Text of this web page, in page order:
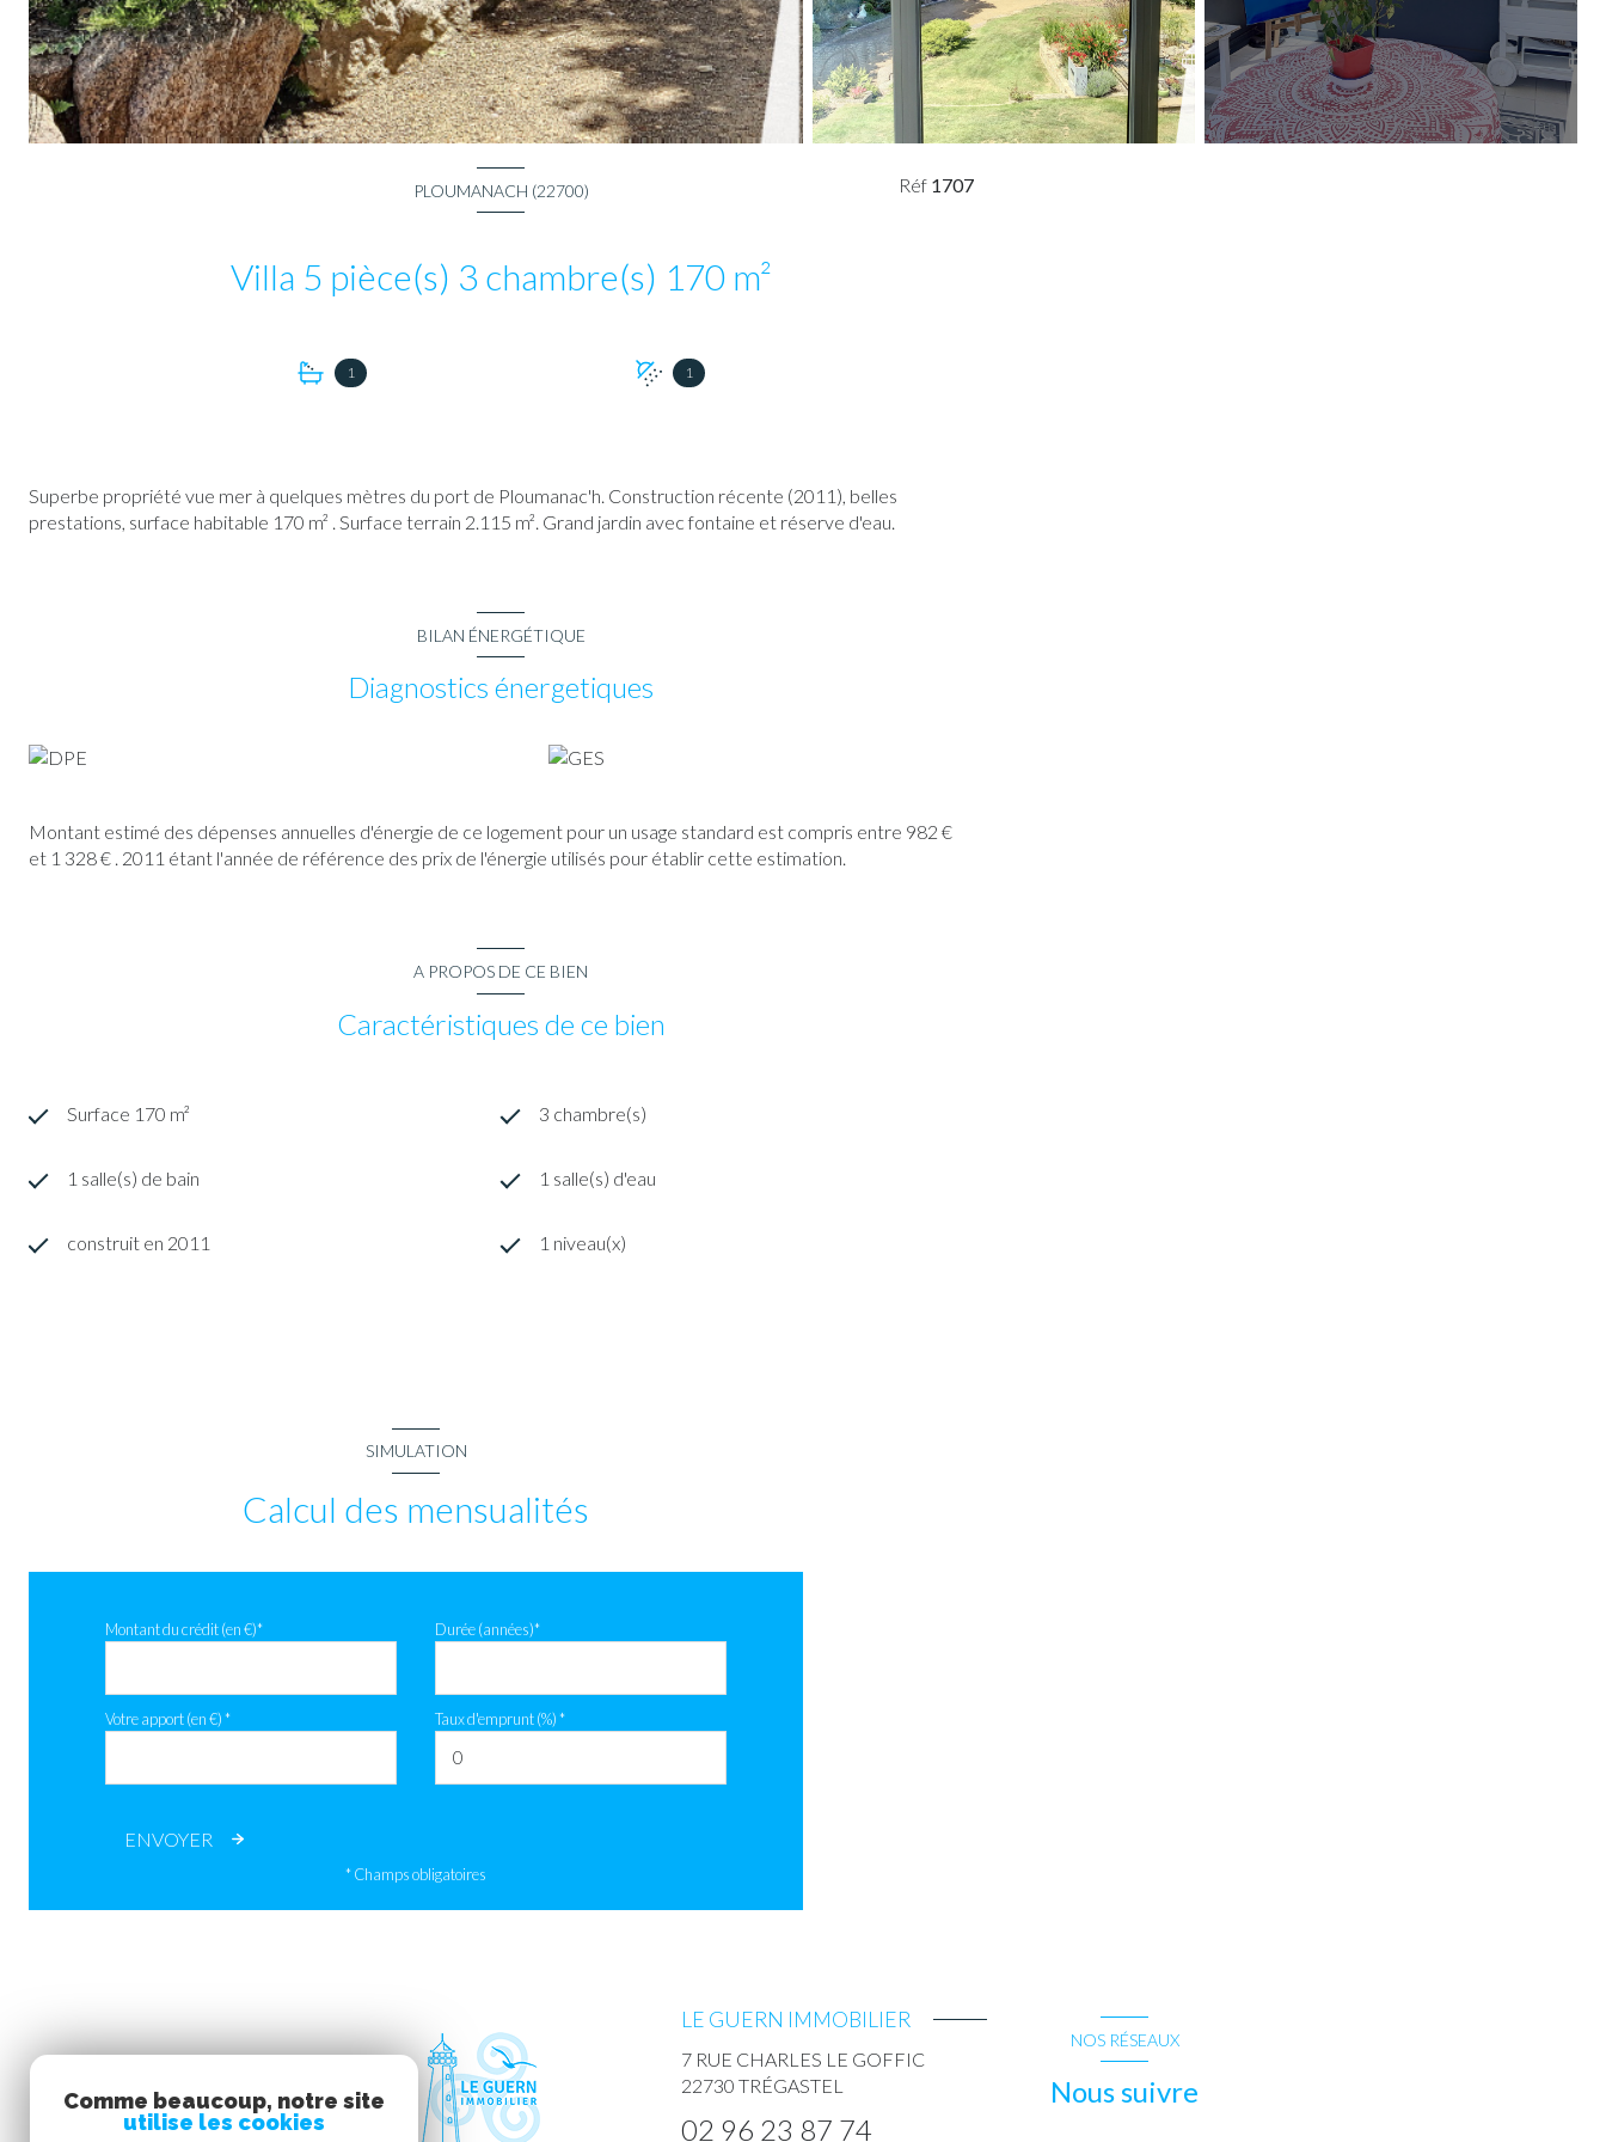
PLOUMANACH (22700)
Villa 5 pièce(s) 3 chambre(s) 170 m²
1 1
Réf 1707
Superbe propriété vue mer à quelques mètres du port de Ploumanac'h. Construction récente (2011), belles
prestations, surface habitable 170 m² . Surface terrain 2.115 m². Grand jardin avec fontaine et réserve d'eau.
BILAN ÉNERGÉTIQUE
Diagnostics énergetiques
Montant estimé des dépenses annuelles d'énergie de ce logement pour un usage standard est compris entre 982 €
et 1 328 € . 2011 étant l'année de référence des prix de l'énergie utilisés pour établir cette estimation.
A PROPOS DE CE BIEN
Caractéristiques de ce bien
Surface 170 m² 3 chambre(s)
1 salle(s) de bain 1 salle(s) d'eau
construit en 2011 1 niveau(x)
SIMULATION
Calcul des mensualités
Montant du crédit (en €)* Durée (années)*
Votre apport (en €) * Taux d'emprunt (%) *
ENVOYER
* Champs obligatoires
LE GUERN IMMOBILIER
7 RUE CHARLES LE GOFFIC
22730 TRÉGASTEL
02 96 23 87 74
NOS RÉSEAUX
Nous suivre
Comme beaucoup, notre site
utilise les cookies